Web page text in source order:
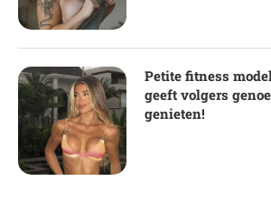
Petite fitness
geeft volgers
genieten!